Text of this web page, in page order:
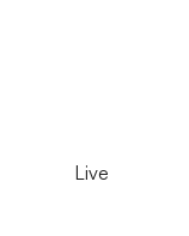
Live